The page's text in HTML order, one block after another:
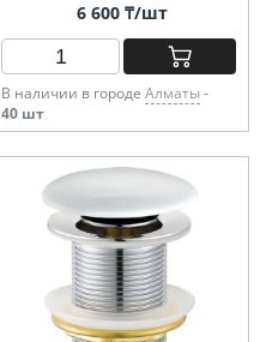
6 600 ₸/шт
В наличии в городе Алматы -
40 шт